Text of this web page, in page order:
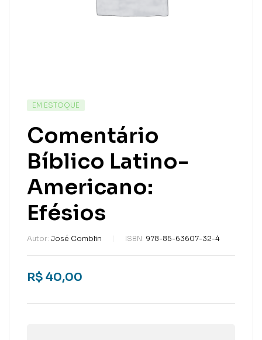
EM ESTOQUE
Comentário
Bíblico Latino-
Americano:
Efésios
Autor: José Comblin ISBN: 978-85-63607-32-4
R$ 40,00